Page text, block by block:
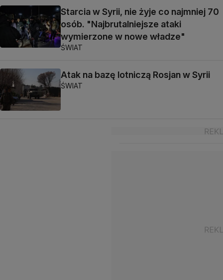
Starcia w Syrii, nie żyje co najmniej 70
osób. "Najbrutalniejsze ataki
wymierzone w nowe władze"
ŚWIAT
Atak na bazę lotniczą Rosjan w Syrii
ŚWIAT